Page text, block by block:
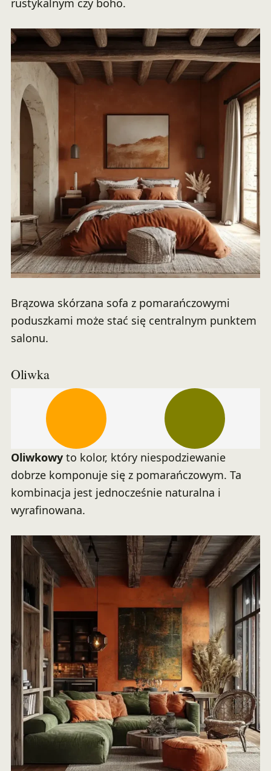
Brązowa skórzana sofa z pomarańczowymi
poduszkami może stać się centralnym punktem
salonu.
Oliwka
Oliwkowyto kolor, który niespodziewanie
dobrze komponuje się z pomarańczowym. Ta
kombinacja jest jednocześnie naturalna i
wyrafinowana.